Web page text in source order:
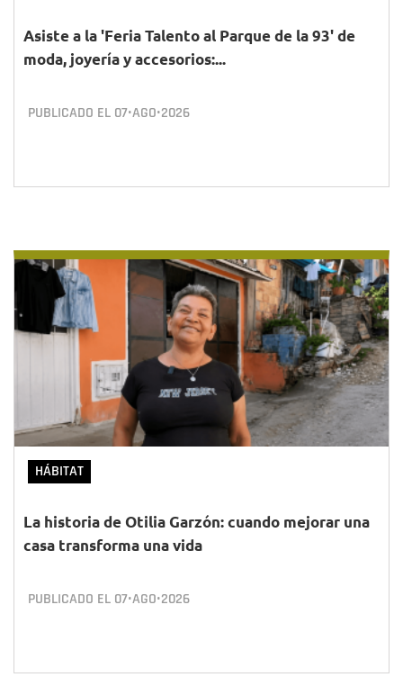
Asiste a la 'Feria Talento al Parque de la 93' de
moda, joyería y accesorios:...
PUBLICADO EL 07•AGO•2026
HÁBITAT
La historia de Otilia Garzón: cuando mejorar una
casa transforma una vida
PUBLICADO EL 07•AGO•2026